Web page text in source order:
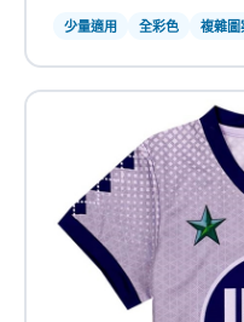
少量適用 全彩色 複雜圖